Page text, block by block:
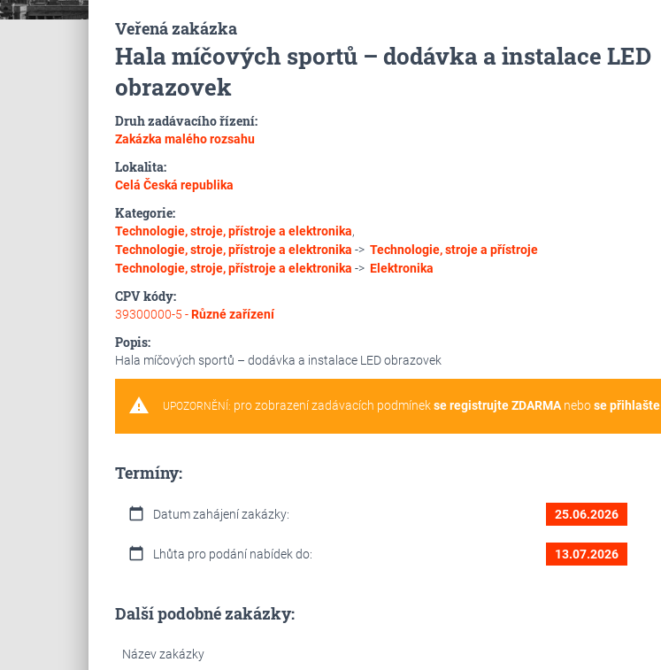
Veřená zakázka
Hala míčových sportů – dodávka a instalace LED
obrazovek
Druh zadávacího řízení:
Zakázka malého rozsahu
Lokalita:
Celá Česká republika
Kategorie:
Technologie, stroje, přístroje a elektronika,
Technologie, stroje, přístroje a elektronika -> Technologie, stroje a přístroje
Technologie, stroje, přístroje a elektronika -> Elektronika
CPV kódy:
39300000-5 -Různé zařízení
Popis:
Hala míčových sportů – dodávka a instalace LED obrazovek
warning UPOZORNĚNÍ: pro zobrazení zadávacích podmínekse registrujte ZDARMAnebose přihlašte.
Termíny:
calendar_today Datum zahájení zakázky: 25.06.2026
calendar_today Lhůta pro podání nabídek do: 13.07.2026
Další podobné zakázky:
Název zakázky